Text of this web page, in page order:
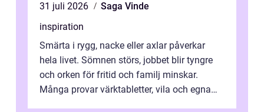
31 juli 2026
Saga Vinde
inspiration
Smärta i rygg, nacke eller axlar påverkar
hela livet. Sömnen störs, jobbet blir tyngre
och orken för fritid och familj minskar.
Många provar värktabletter, vila och egna